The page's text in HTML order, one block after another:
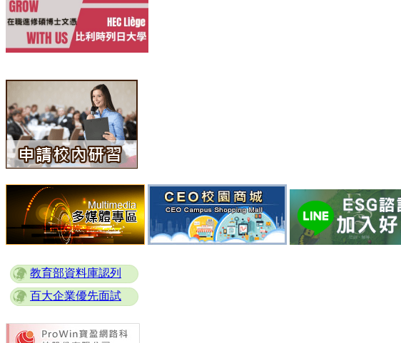
教育部資料庫認列
百大企業優先面試